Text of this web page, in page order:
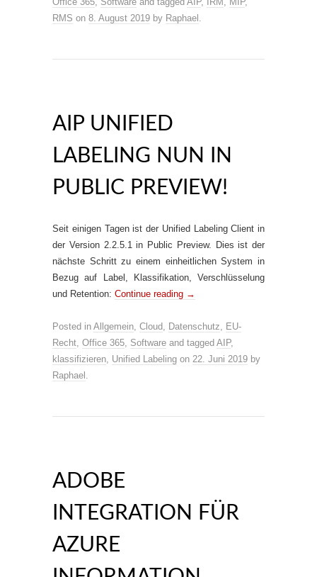
RMS on 8. August 2019 by Raphael .
AIP UNIFIED
LABELING NUN IN
PUBLIC PREVIEW!
Seit einigen Tagen ist der Unified Labeling Client in
der Version 2.2.5.1 in Public Preview. Dies ist der
nächste Schritt zu einem einheitlichen System in
Bezug auf Label, Klassifikation, Verschlüsselung
und Retention: Continue reading →
Posted in Allgemein, Cloud, Datenschutz, EU-
Recht, Office 365, Software and tagged AIP,
klassifizieren, Unified Labeling on 22. Juni 2019 by
Raphael .
ADOBE
INTEGRATION FÜR
AZURE